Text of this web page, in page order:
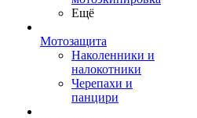
Ещё
Мотозащита
Наколенники и
налокотники
Черепахи и
панцири